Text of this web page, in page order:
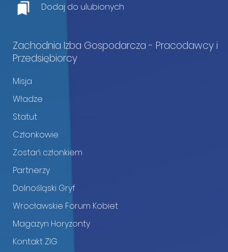
Dodaj do ulubionych
Zachodnia Izba Gospodarcza - Pracodawcy i
Przedsiębiorcy
Misja
Władze
Statut
Członkowie
Zostań członkiem
Partnerzy
Dolnośląski Gryf
Wrocławskie Forum Kobiet
Magazyn Horyzonty
Kontakt ZIG